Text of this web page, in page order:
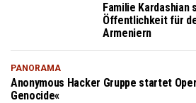
Familie
Öffentlichkeit für
Armeniern
PANORAMA
Anonymous Hacker Gruppe startet
Genocide«